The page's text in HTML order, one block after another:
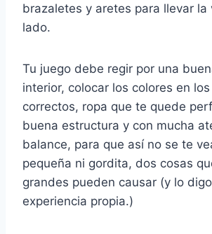
brazaletes y aretes para llevar la
lado.
Tu juego debe regir por una
interior, colocar los colores en
correctos, ropa que te quede
buena estructura y con mucha
balance, para que así no se te
pequeña ni gordita, dos cosas
grandes pueden causar (y lo
experiencia propia.)